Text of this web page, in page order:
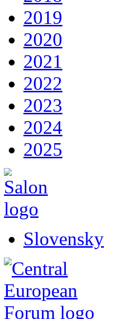
2019
2020
2021
2022
2023
2024
2025
Slovensky